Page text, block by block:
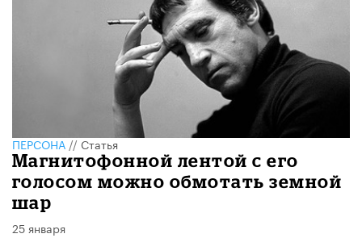
ПЕРСОНА//Статья
Магнитофонной лентой с его
голосом можно обмотать земной
шар
25 января